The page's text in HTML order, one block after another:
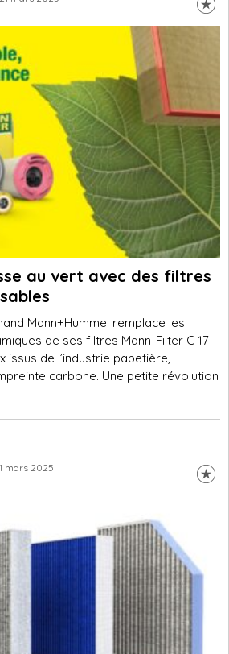
au vert avec des filtres
Mann+Hummel remplace les
de ses filtres Mann-Filter C 17
issus de l’industrie papetière,
carbone. Une petite révolution
mars 2025